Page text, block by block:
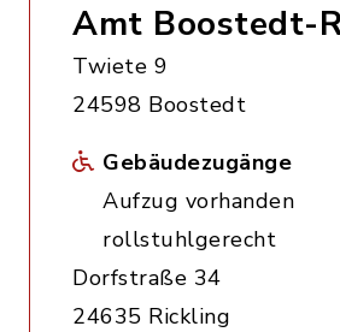
Amt Boostedt-
Twiete 9
24598 Boostedt
Gebäudezugänge
Aufzug vorhanden
rollstuhlgerecht
Dorfstraße 34
24635 Rickling